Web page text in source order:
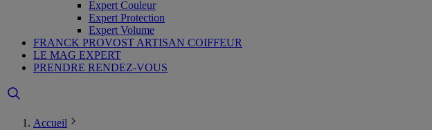
Expert Couleur
Expert Protection
Expert Volume
FRANCK PROVOST ARTISAN COIFFEUR
LE MAG EXPERT
PRENDRE RENDEZ-VOUS
Accueil